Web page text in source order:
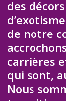
des
de notre
carrières
qui sont,
Nous